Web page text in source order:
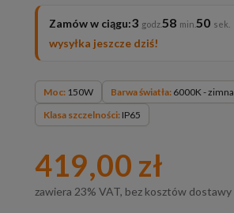
Zamów w ciągu:3 58 49
wysyłka jeszcze dziś!
Moc: 150W Barwa światła: 6000K - zimna
Klasa szczelności: IP65
419,00 zł
zawiera 23% VAT, bez kosztów dostawy